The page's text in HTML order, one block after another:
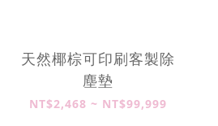
天然椰棕可印刷客製除
塵墊
NT$2,468 ~ NT$99,999